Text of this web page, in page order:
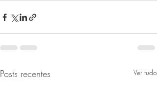
Posts recentes Ver tudo